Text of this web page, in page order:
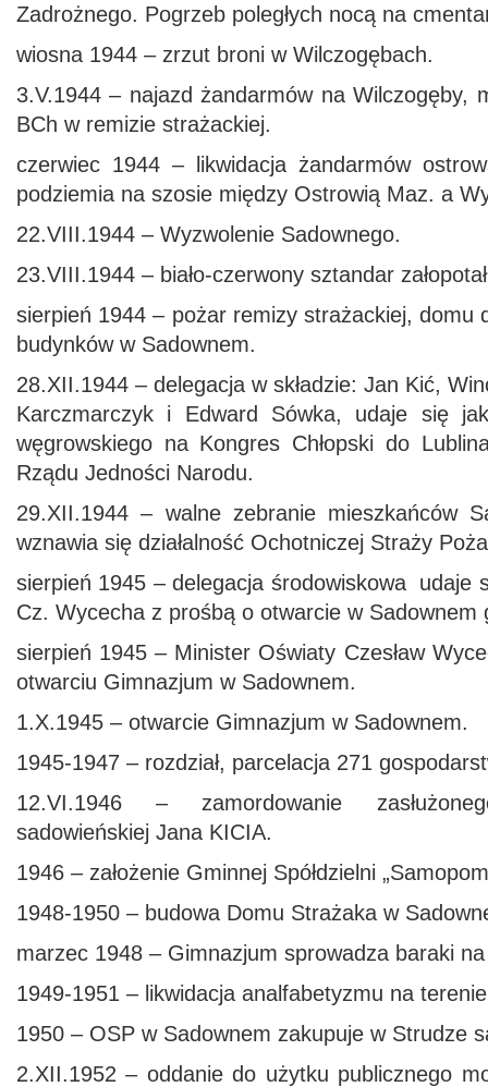
Zadrożnego. Pogrzeb poległych nocą na
wiosna 1944 – zrzut broni w Wilczogębach.
3.V.1944 – najazd żandarmów na Wilczogęby,
BCh w remizie strażackiej.
czerwiec 1944 – likwidacja żandarmów
podziemia na szosie między Ostrowią Maz. a
22.VIII.1944 – Wyzwolenie Sadownego.
23.VIII.1944 – biało-czerwony sztandar
sierpień 1944 – pożar remizy strażackiej, domu
budynków w Sadownem.
28.XII.1944 – delegacja w składzie: Jan Kić,
Karczmarczyk i Edward Sówka, udaje się
węgrowskiego na Kongres Chłopski do
Rządu Jedności Narodu.
29.XII.1944 – walne zebranie mieszkańców
wznawia się działalność Ochotniczej Straży
sierpień 1945 – delegacja środowiskowa udaje
Cz. Wycecha z prośbą o otwarcie w Sadownem
sierpień 1945 – Minister Oświaty Czesław
otwarciu Gimnazjum w Sadownem.
1.X.1945 – otwarcie Gimnazjum w Sadownem.
1945-1947 – rozdział, parcelacja 271
12.VI.1946 – zamordowanie
sadowieńskiej Jana KICIA.
1946 – założenie Gminnej Spółdzielni
1948-1950 – budowa Domu Strażaka w
marzec 1948 – Gimnazjum sprowadza baraki
1949-1951 – likwidacja analfabetyzmu na
1950 – OSP w Sadownem zakupuje w Strudze
2.XII.1952 – oddanie do użytku publicznego